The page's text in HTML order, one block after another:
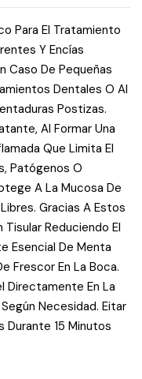
Para El Tratamiento
Y Encías
Caso De Pequeñas
Dentales O Al
Postizas.
Al Formar Una
Que Limita El
Patógenos O
A La Mucosa De
Gracias A Estos
Reduciendo El
Esencial De Menta
Frescor En La Boca.
Directamente En La
Necesidad. Eitar
Durante 15 Minutos